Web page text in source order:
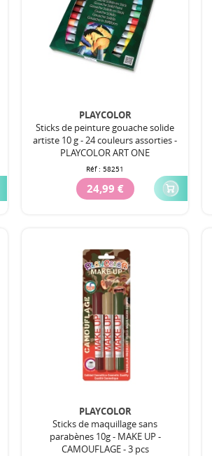
PLAYCOLOR
Sticks de peinture gouache solide
artiste 10 g - 24 couleurs assorties -
PLAYCOLOR ART ONE
Réf :58251
24,99 €
PLAYCOLOR
Sticks de maquillage sans
parabènes 10g - MAKE UP -
CAMOUFLAGE - 3 pcs